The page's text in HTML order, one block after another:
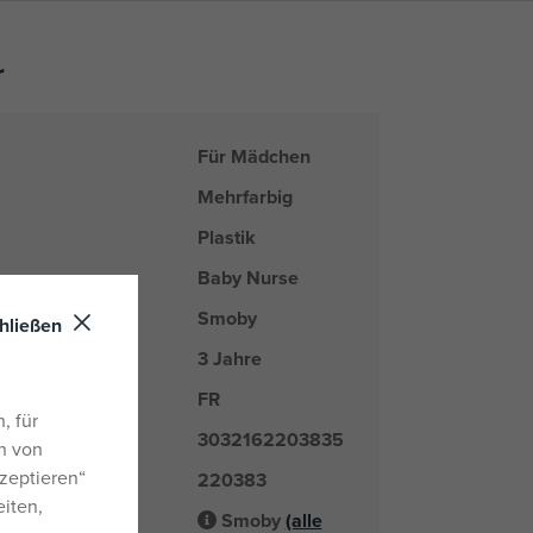
Für Mädchen
Mehrfarbig
Plastik
Baby Nurse
Smoby
3 Jahre
FR
3032162203835
220383
Smoby(alle
für
von